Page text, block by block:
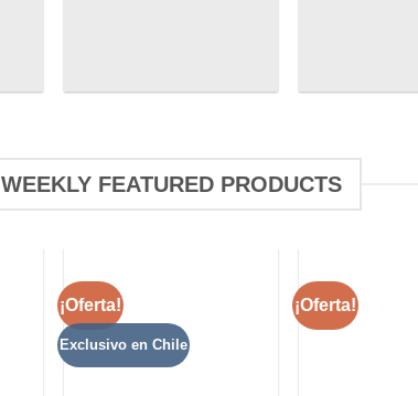
WEEKLY FEATURED PRODUCTS
¡Oferta!
Exclusivo en Chile
¡Oferta!